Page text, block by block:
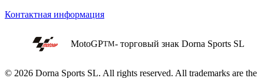
Контактная информация
MotoGPTM- торговый знак Dorna Sports SL
© 2026 Dorna Sports SL. All rights reserved. All trademarks are the